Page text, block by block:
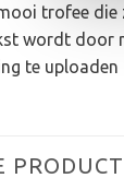
trofee
wordt door
te uploaden